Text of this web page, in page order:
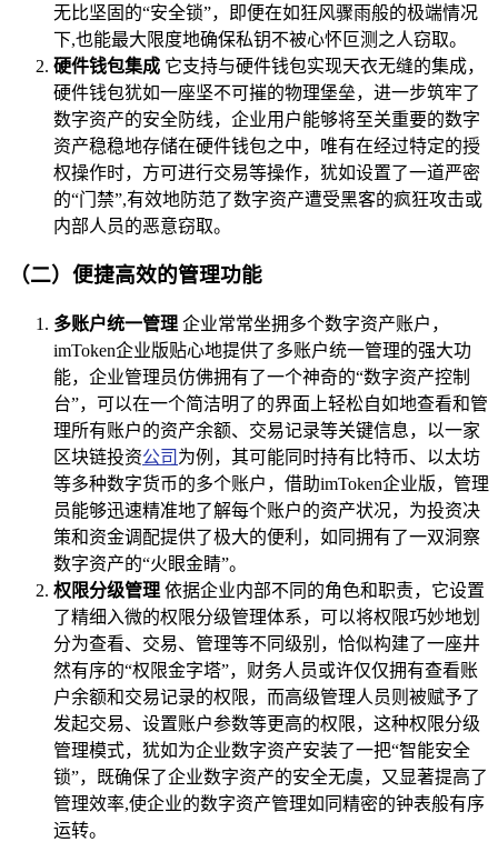
无比坚固的“安全锁”，即便在如狂风骤雨般的极端情况
下,也能最大限度地确保私钥不被心怀叵测之人窃取。
硬件钱包集成 它支持与硬件钱包实现天衣无缝的集成，
硬件钱包犹如一座坚不可摧的物理堡垒，进一步筑牢了
数字资产的安全防线，企业用户能够将至关重要的数字
资产稳稳地存储在硬件钱包之中，唯有在经过特定的授
权操作时，方可进行交易等操作，犹如设置了一道严密
的“门禁”,有效地防范了数字资产遭受黑客的疯狂攻击或
内部人员的恶意窃取。
（二）便捷高效的管理功能
多账户统一管理 企业常常坐拥多个数字资产账户，
imToken企业版贴心地提供了多账户统一管理的强大功
能，企业管理员仿佛拥有了一个神奇的“数字资产控制
台”，可以在一个简洁明了的界面上轻松自如地查看和管
理所有账户的资产余额、交易记录等关键信息，以一家
区块链投资公司 为例，其可能同时持有比特币、以太坊
等多种数字货币的多个账户，借助imToken企业版，管理
员能够迅速精准地了解每个账户的资产状况，为投资决
策和资金调配提供了极大的便利，如同拥有了一双洞察
数字资产的“火眼金睛”。
权限分级管理 依据企业内部不同的角色和职责，它设置
了精细入微的权限分级管理体系，可以将权限巧妙地划
分为查看、交易、管理等不同级别，恰似构建了一座井
然有序的“权限金字塔”，财务人员或许仅仅拥有查看账
户余额和交易记录的权限，而高级管理人员则被赋予了
发起交易、设置账户参数等更高的权限，这种权限分级
管理模式，犹如为企业数字资产安装了一把“智能安全
锁”，既确保了企业数字资产的安全无虞，又显著提高了
管理效率,使企业的数字资产管理如同精密的钟表般有序
运转。